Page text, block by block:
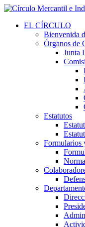
EL CÍRCULO
Bienvenida
Órganos de
Junta
Estatutos
Formularios